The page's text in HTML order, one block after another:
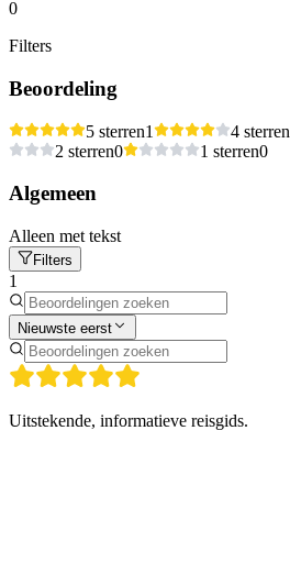
0
Filters
Beoordeling
5 sterren1 4 sterren
2 sterren0 1 sterren0
Algemeen
Alleen met tekst
Filters
1
Nieuwste eerst
Uitstekende, informatieve reisgids.